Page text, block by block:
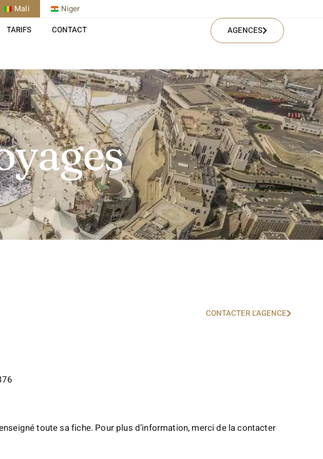
Mali Niger
TARIFS CONTACT AGENCES
CONTACTER L'AGENCE
toute sa fiche. Pour plus d’information, merci de la contacter